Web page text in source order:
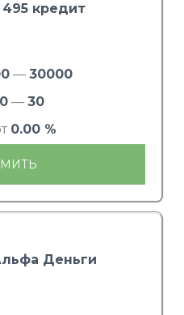
495 кредит
— 30000
— 30
0.00 %
Деньги